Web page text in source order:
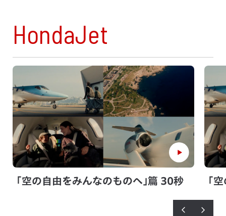
HondaJet
｢空の自由をみんなのものへ｣篇 30秒 ｢